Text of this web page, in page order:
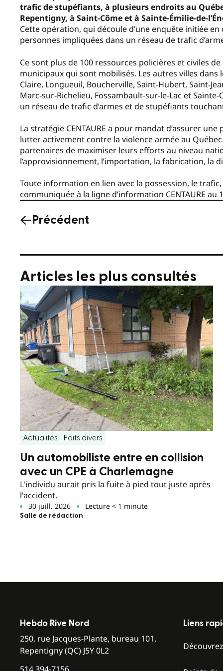
trafic de stupéfiants, à plusieurs endroits au
Repentigny, à Saint-Côme et à Sainte-Émilie-de-
Cette opération, qui découle d’une enquête initiée
personnes impliquées dans un réseau de trafic
Ce sont plus de 100 ressources policières et civiles
municipaux qui sont mobilisés. Les autres villes
Claire, Longueuil, Boucherville, Saint-Hubert, Saint-
Marc-sur-Richelieu, Fossambault-sur-le-Lac et
un réseau de trafic d’armes et de stupéfiants
La stratégie CENTAURE a pour mandat d’assurer
lutter activement contre la violence armée au
partenaires de maximiser leurs efforts au niveau
l’approvisionnement, l’importation, la fabrication, la
Toute information en lien avec la possession, le
communiquée à la ligne d’information CENTAURE au
Précédent
Articles les plus consultés
Actualités Faits divers
Un automobiliste entre en collision
avec un CPE à Charlemagne
L'individu aurait pris la fuite à pied tout juste après
l'accident.
30 juill. 2026 Lecture < 1 minute
Salle de rédaction
Hebdo Rive Nord
250, rue Jacques-Plante, bureau 101,
Repentigny (QC) J5Y 0L2
Liens
Découvrez